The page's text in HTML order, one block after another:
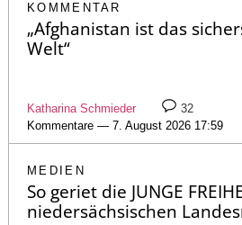
KOMMENTAR
„Afghanistan ist das
Welt“
Katharina Schmieder
32
Kommentare — 7. August 2026 17:59
MEDIEN
So geriet die JUNGE
niedersächsischen